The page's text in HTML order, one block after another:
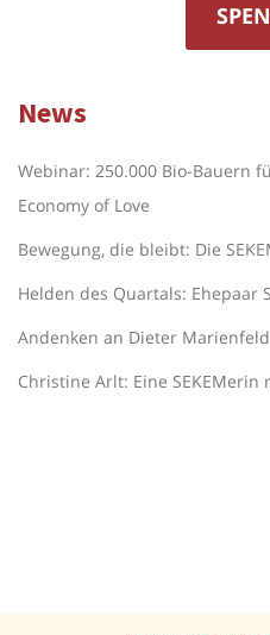
News
Webinar: 250.000 Bio-Bauern
Economy of Love
Bewegung, die bleibt: Die
Helden des Quartals: Ehepaar
Andenken an Dieter Marienfeld
Christine Arlt: Eine SEKEMerin